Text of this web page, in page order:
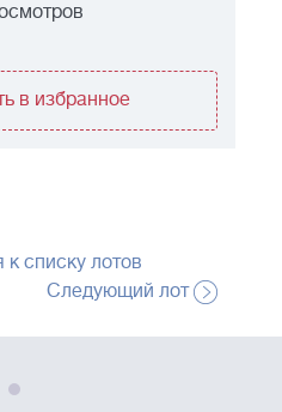
в избранное
к списку лотов
Следующий лот